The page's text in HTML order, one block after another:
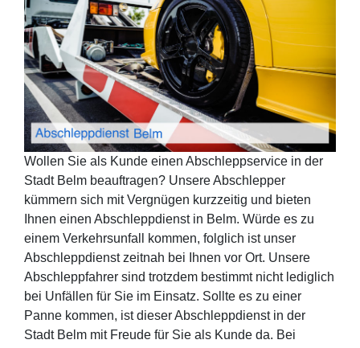
Wollen Sie als Kunde einen Abschleppservice in der
Stadt Belm beauftragen? Unsere Abschlepper
kümmern sich mit Vergnügen kurzzeitig und bieten
Ihnen einen Abschleppdienst in Belm. Würde es zu
einem Verkehrsunfall kommen, folglich ist unser
Abschleppdienst zeitnah bei Ihnen vor Ort. Unsere
Abschleppfahrer sind trotzdem bestimmt nicht lediglich
bei Unfällen für Sie im Einsatz. Sollte es zu einer
Panne kommen, ist dieser Abschleppdienst in der
Stadt Belm mit Freude für Sie als Kunde da. Bei